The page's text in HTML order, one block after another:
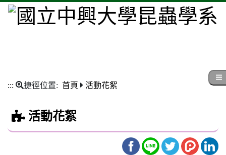
::: 捷徑位置: 首頁 活動花絮
活動花絮